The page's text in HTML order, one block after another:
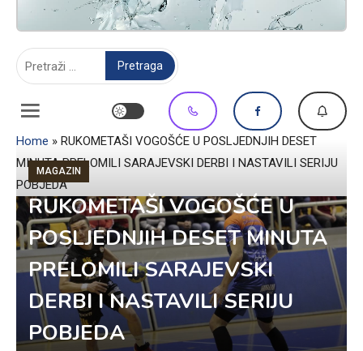
Home » RUKOMETAŠI VOGOŠĆE U POSLJEDNJIH DESET
MINUTA PRELOMILI SARAJEVSKI DERBI I NASTAVILI SERIJU
POBJEDA
MAGAZIN
RUKOMETAŠI VOGOŠĆE U
POSLJEDNJIH DESET MINUTA
PRELOMILI SARAJEVSKI
DERBI I NASTAVILI SERIJU
POBJEDA